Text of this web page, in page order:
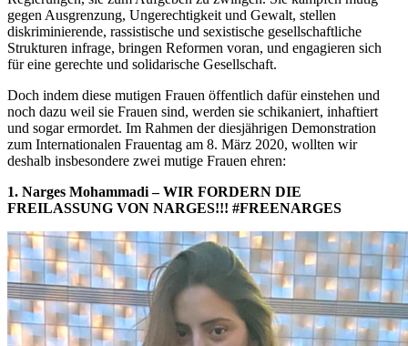
gegen Ausgrenzung, Ungerechtigkeit und Gewalt, stellen
diskriminierende, rassistische und sexistische gesellschaftliche
Strukturen infrage, bringen Reformen voran, und engagieren sich
für eine gerechte und solidarische Gesellschaft.
Doch indem diese mutigen Frauen öffentlich dafür einstehen und
noch dazu weil sie Frauen sind, werden sie schikaniert, inhaftiert
und sogar ermordet. Im Rahmen der diesjährigen Demonstration
zum Internationalen Frauentag am 8. März 2020, wollten wir
deshalb insbesondere zwei mutige Frauen ehren:
1. Narges Mohammadi – WIR FORDERN DIE
FREILASSUNG VON NARGES!!! #FREENARGES